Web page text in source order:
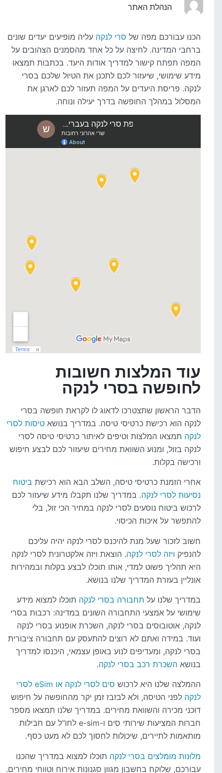
הנהלת האתר
הכנו עבורכם מפה שלסרי לנקהעליה מופיעים יעדים שונים
ברחבי המדינה. לחיצה על כל אחד מהסמנים הצהובים על
המפה תפתח קישור למדריך אודות היעד. בכתבות תמצאו
מידע שימושי, שיעזור לכם לתכנן את הטיול שלכם בסרי
לנקה. פריסת היעדים על המפה תעזור לכם לארגן את
המסלול במהלך החופשה בדרך יעילה ונוחה.
עוד המלצות חשובות
לחופשה בסרי לנקה
הדבר הראשון שתצטרכו לדאוג לו לקראת חופשה בסרי
לנקה הוא רכישת כרטיסי טיסה. במדריך בנושאטיסות לסרי
לנקהתמצאו המלצות וטיפים לאיתור כרטיסי טיסה לסרי
לנקה בזול, ומנוע השוואת מחירים שיעזור לכם לבצע חיפוש
ורכישה בקלות.
אחרי הזמנת כרטיסי טיסה, השלב הבא הוא רכישתביטוח
נסיעות לסרי לנקה. במדריך שלנו תקבלו מידע שיעזור לכם
לרכוש ביטוח נוסעים לסרי לנקה במחיר הכי זול, בלי
להתפשר על איכות הכיסוי.
חשוב לזכור שעל מנת להיכנס לסרי לנקה יהיה עליכם
להנפיקויזה לסרי לנקה. הוצאת ויזה אלקטרונית לסרי לנקה
היא תהליך פשוט למדי, אותו תוכלו לבצע בקלות ובמהירות
אונליין בעזרת המדריך שלנו בנושא.
במדריך שלנו עלתחבורה בסרי לנקהתוכלו למצוא מידע
שימושי על אמצעי התחבורה השונים במדינה: רכבות בסרי
לנקה, אוטובוסים בסרי לנקה, השכרת אופנוע בסרי לנקה
ועוד. במידה ואתם לא רוצים להתעסק עם תחבורה ציבורית
בסרי לנקה, ומעדיפים לנוע באופן עצמאי, היכנסו למדריך
בנושאהשכרת רכב בסרי לנקה.
ההמלצה שלנו היא לרכוש
סים לסרי לנקה או eSim לסרי
לנקהלפני הטיסה, ולא לבזבז זמן יקר מהחופשה על חיפוש
דוכני מכירה והשוואת מחירים. במדריך שלנו תמצאו מספר
חברות המציעות שירותי סים ו-e-sim לחו"ל עם חבילות
מותאמות לתיירים, שיכולות לחסוך לכם לא מעט כסף.
מלונות מומלצים בסרי לנקהתוכלו למצוא במדריך שהכנו
עבורכם, שלוקח בחשבון מגוון סגנונות אירוח וטווחי מחירים.